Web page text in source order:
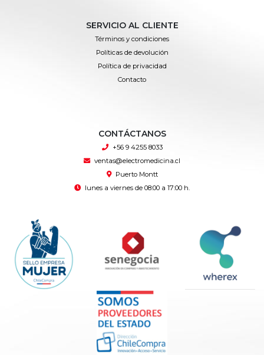
SERVICIO AL CLIENTE
Términos y condiciones
Políticas de devolución
Política de privacidad
Contacto
CONTÁCTANOS
+56 9 4255 8033
ventas@electromedicina.cl
Puerto Montt
lunes a viernes de 08:00 a 17:00 h.